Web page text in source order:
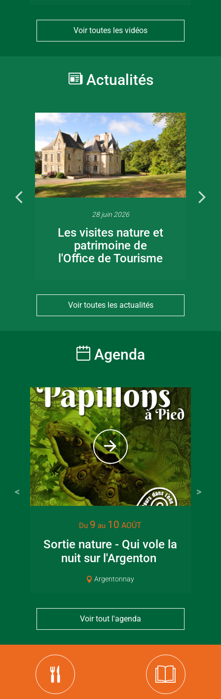
Voir toutes les vidéos
Actualités
28 juin 2026
Les visites nature et
patrimoine de
l'Office de Tourisme
Voir toutes les actualités
Agenda
Du 9 au 10 AOÛT
Sortie nature - Qui vole la
nuit sur l'Argenton
Argentonnay
Voir tout l'agenda